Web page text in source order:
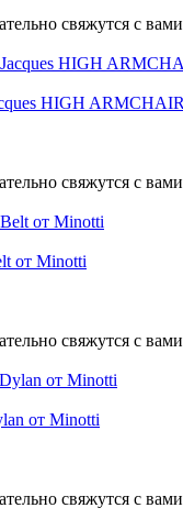
свяжутся с
HIGH
свяжутся с
от Minotti
свяжутся с
от Minotti
свяжутся с